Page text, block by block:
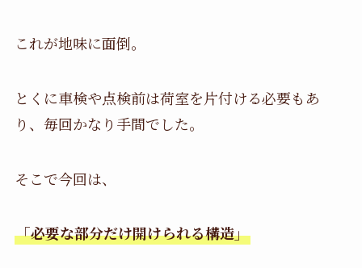
これが地味に面倒。
とくに車検や点検前は荷室を片付ける必要もあ
り、毎回かなり手間でした。
そこで今回は、
「必要な部分だけ開けられる構造」